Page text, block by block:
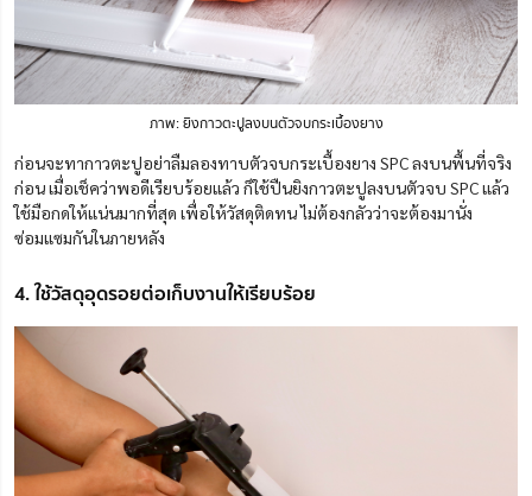
ภาพ: ยิงกาวตะปูลงบนตัวจบกระเบื้องยาง
ก่อนจะทากาวตะปูอย่าลืมลองทาบตัวจบกระเบื้องยาง SPC ลงบนพื้นที่จริง
ก่อน เมื่อเช็คว่าพอดีเรียบร้อยแล้ว ก็ใช้ปืนยิงกาวตะปูลงบนตัวจบ SPC แล้ว
ใช้มือกดให้แน่นมากที่สุด เพื่อให้วัสดุติดทน ไม่ต้องกลัวว่าจะต้องมานั่ง
ซ่อมแซมกันในภายหลัง
4. ใช้วัสดุอุดรอยต่อเก็บงานให้เรียบร้อย